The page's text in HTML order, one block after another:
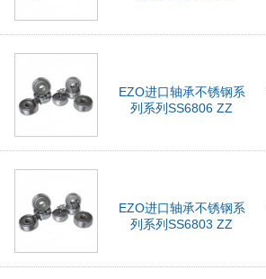
EZO进口轴承不锈钢系
列系列SS6806 ZZ
EZO进口轴承不锈钢系
列系列SS6803 ZZ